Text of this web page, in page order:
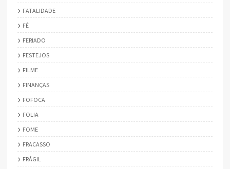
FATALIDADE
FÉ
FERIADO
FESTEJOS
FILME
FINANÇAS
FOFOCA
FOLIA
FOME
FRACASSO
FRÁGIL